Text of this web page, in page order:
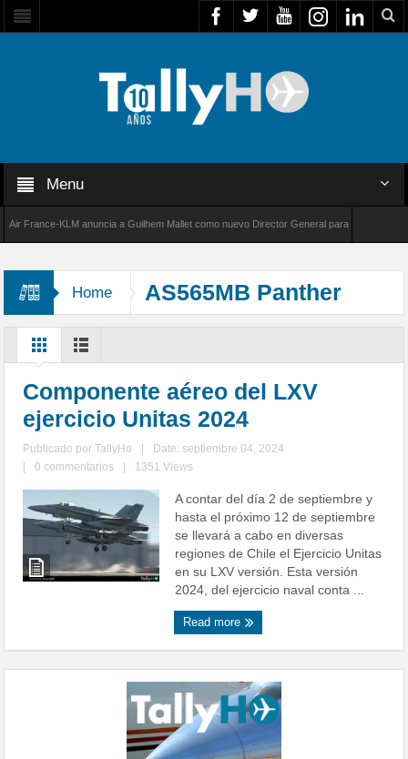
Menu
KLM anuncia a Guilhem Mallet como nuevo Director General para América Latina
Home AS565MB Panther
Componente aéreo del LXV
ejercicio Unitas 2024
Publicado porTallyHo
Date: septiembre 04, 2024
0 commentarios 1351 Views
A contar del día 2 de septiembre y
hasta el próximo 12 de septiembre
se llevará a cabo en diversas
regiones de Chile el Ejercicio Unitas
en su LXV versión. Esta versión
2024, del ejercicio naval conta ...
Read more